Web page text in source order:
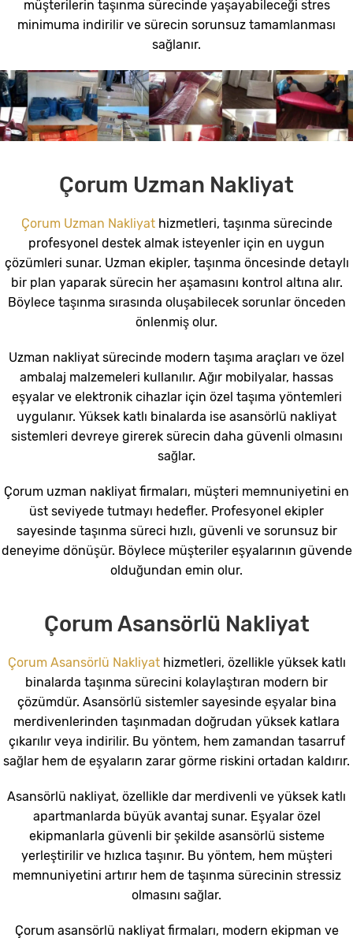
müşterilerin taşınma sürecinde yaşayabileceği stres
minimuma indirilir ve sürecin sorunsuz tamamlanması
sağlanır.
Çorum Uzman Nakliyat
Çorum Uzman Nakliyat hizmetleri, taşınma sürecinde
profesyonel destek almak isteyenler için en uygun
çözümleri sunar. Uzman ekipler, taşınma öncesinde detaylı
bir plan yaparak sürecin her aşamasını kontrol altına alır.
Böylece taşınma sırasında oluşabilecek sorunlar önceden
önlenmiş olur.
Uzman nakliyat sürecinde modern taşıma araçları ve özel
ambalaj malzemeleri kullanılır. Ağır mobilyalar, hassas
eşyalar ve elektronik cihazlar için özel taşıma yöntemleri
uygulanır. Yüksek katlı binalarda ise asansörlü nakliyat
sistemleri devreye girerek sürecin daha güvenli olmasını
sağlar.
Çorum uzman nakliyat firmaları, müşteri memnuniyetini en
üst seviyede tutmayı hedefler. Profesyonel ekipler
sayesinde taşınma süreci hızlı, güvenli ve sorunsuz bir
deneyime dönüşür. Böylece müşteriler eşyalarının güvende
olduğundan emin olur.
Çorum Asansörlü Nakliyat
Çorum Asansörlü Nakliyat hizmetleri, özellikle yüksek katlı
binalarda taşınma sürecini kolaylaştıran modern bir
çözümdür. Asansörlü sistemler sayesinde eşyalar bina
merdivenlerinden taşınmadan doğrudan yüksek katlara
çıkarılır veya indirilir. Bu yöntem, hem zamandan tasarruf
sağlar hem de eşyaların zarar görme riskini ortadan kaldırır.
Asansörlü nakliyat, özellikle dar merdivenli ve yüksek katlı
apartmanlarda büyük avantaj sunar. Eşyalar özel
ekipmanlarla güvenli bir şekilde asansörlü sisteme
yerleştirilir ve hızlıca taşınır. Bu yöntem, hem müşteri
memnuniyetini artırır hem de taşınma sürecinin stressiz
olmasını sağlar.
Çorum asansörlü nakliyat firmaları, modern ekipman ve